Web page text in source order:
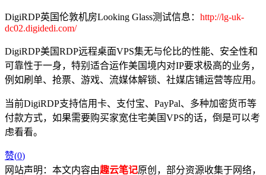
DigiRDP英国伦敦机房Looking Glass测试信息： http://lg-uk-
dc02.digidedi.com/
DigiRDP美国RDP远程桌面VPS集无与伦比的性能、安全性和
可靠性于一身，特别适合运作美国境内对IP要求极高的业务，
例如刷单、抢票、游戏、流媒体解锁、社媒店铺运营等应用。
当前DigiRDP支持信用卡、支付宝、PayPal、多种加密货币等
付款方式，如果需要购买家宽住宅美国VPS的话，倒是可以考
虑看看。
赞(0)
网站声明：本文内容由趣云笔记原创，部分资源收集于网络，